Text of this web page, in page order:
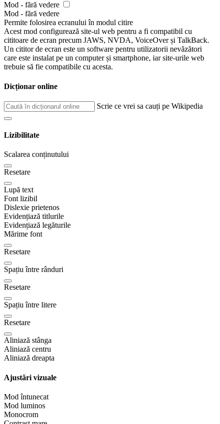
Mod - fără vedere
Mod - fără vedere
Permite folosirea ecranului în modul citire
Acest mod configurează site-ul web pentru a fi compatibil cu
cititoare de ecran precum JAWS, NVDA, VoiceOver și TalkBack.
Un cititor de ecran este un software pentru utilizatorii nevăzători
care este instalat pe un computer și smartphone, iar site-urile web
trebuie să fie compatibile cu acesta.
Dicționar online
Scrie ce vrei sa cauți pe Wikipedia
Lizibilitate
Scalarea conținutului
Resetare
Lupă text
Font lizibil
Dislexie prietenos
Evidențiază titlurile
Evidențiază legăturile
Mărime font
Resetare
Spațiu între rânduri
Resetare
Spațiu între litere
Resetare
Aliniază stânga
Aliniază centru
Aliniază dreapta
Ajustări vizuale
Mod întunecat
Mod luminos
Monocrom